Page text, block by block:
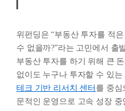
위펀딩은 “부동산 투자를 적
수 없을까?”라는 고민에서 출
부동산 투자를 하기 위해 큰
없이도 누구나 투자할 수 있
테크 기반 리서치 센터 를 중심
문적인 운영으로 고속 성장 중